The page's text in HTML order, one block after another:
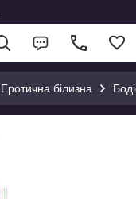
Еротична білизна